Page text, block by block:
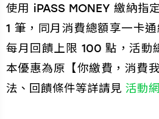
使用 iPASS MONEY 繳納指
1 筆，同月消費總額享一卡
每月回饋上限 100 點，活動
本優惠為原【你繳費，消費
法、回饋條件等詳請見 活動